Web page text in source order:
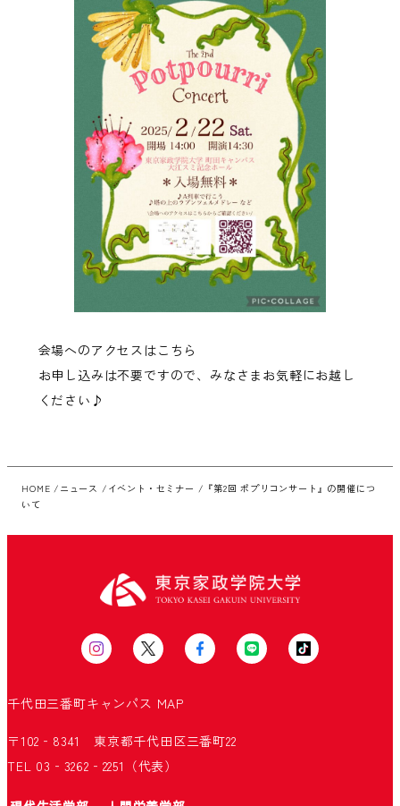
会場へのアクセスはこちら
お申し込みは不要ですので、みなさまお気軽にお越し
ください♪
HOME ニュース イベント・セミナー
『第2回 ポプリコンサート』の開催につ
いて
千代田三番町キャンパス MAP
〒102‐8341 東京都千代田区三番町22
TEL 03‐3262‐2251（代表）